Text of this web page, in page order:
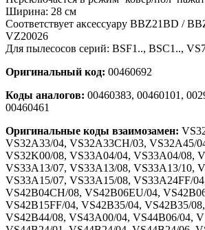
Ширина: 28 см
Соответствует аксессуару BBZ21BD /
VZ20026
Для пылесосов серий: BSF1.., BSC1..,
Оригинальный код: 00460692
Коды аналогов: 00460383, 00460101,
00460461
Оригинальные коды взаимозамен:
VS32A33/04, VS32A33CH/03, VS32A45/
VS32K00/08, VS33A04/04, VS33A04/08,
VS33A13/07, VS33A13/08, VS33A13/10,
VS33A15/07, VS33A15/08, VS33A24FF/
VS42B04CH/08, VS42B06EU/04,
VS42B15FF/04, VS42B35/04, VS42B35/
VS42B44/08, VS43A00/04, VS44B06/04,